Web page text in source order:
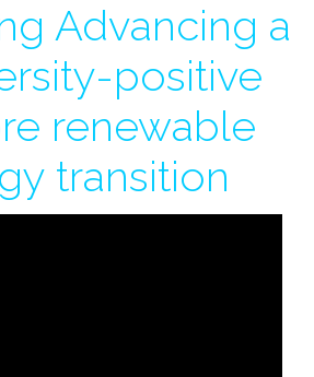
Advancing a
positive
renewable
transition